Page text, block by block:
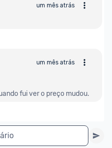
um mês atrás
um mês atrás
fui ver o preço mudou.